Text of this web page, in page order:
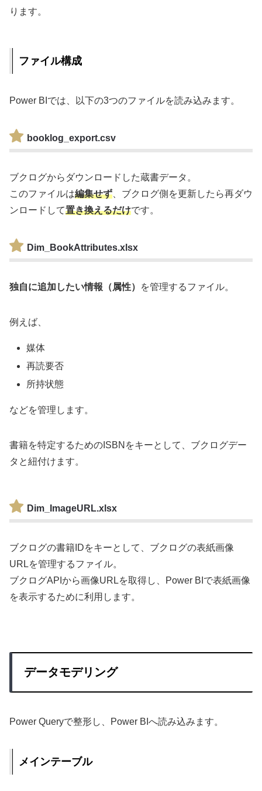
ります。
ファイル構成
Power BIでは、以下の3つのファイルを読み込みます。
booklog_export.csv
ブクログからダウンロードした蔵書データ。
このファイルは編集せず 、ブクログ側を更新したら再ダウ
ンロードして置き換えるだけです。
Dim_BookAttributes.xlsx
独自に追加したい情報（属性） を管理するファイル。
例えば、
媒体
再読要否
所持状態
などを管理します。
書籍を特定するためのISBNをキーとして、ブクログデー
タと紐付けます。
Dim_ImageURL.xlsx
ブクログの書籍IDをキーとして、ブクログの表紙画像
URLを管理するファイル。
ブクログAPIから画像URLを取得し、Power BIで表紙画像
を表示するために利用します。
データモデリング
Power Queryで整形し、Power BIへ読み込みます。
メインテーブル